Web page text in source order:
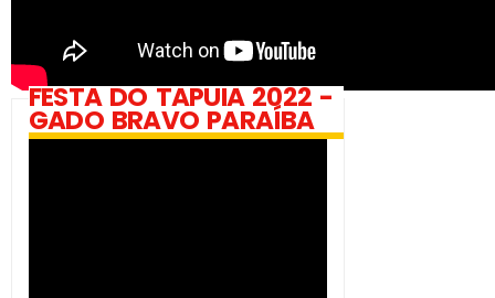
FESTA DO TAPUIA 2022 -
GADO BRAVO PARAÍBA